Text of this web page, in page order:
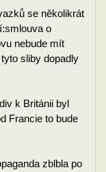
se několikrát
o
nebude mít
sliby dopadly
k Británii byl
Francie to bude
zblbla po